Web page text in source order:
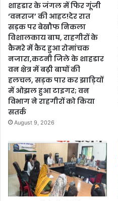
शाहडार के जंगल में फिर गूंजी
‘वनराज’ की आहट!देर रात
सड़क पर बेखौफ निकला
विशालकाय बाघ, राहगीरों के
कैमरे में कैद हुआ रोमांचक
नजारा,कटनी जिले के शाहडार
वन क्षेत्र में बढ़ी बाघों की
हलचल, सड़क पार कर झाड़ियों
में ओझल हुआ टाइगर; वन
विभाग ने राहगीरों को किया
सतर्क
August 9, 2026